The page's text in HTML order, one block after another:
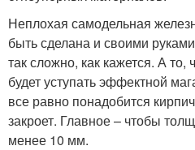
Неплохая самодельная
быть сделана и своими
так сложно, как кажется. А
будет уступать эффектной
все равно понадобится
закроет. Главное – чтобы
менее 10 мм.